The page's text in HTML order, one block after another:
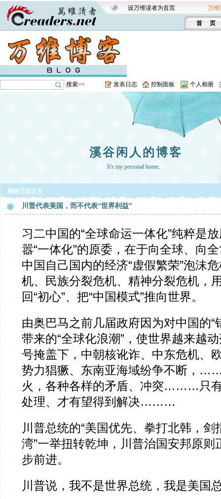
设万维读者为首页 万维
首 页
搜索>> 发表日志 控制面板 个人相册
溪谷闲人的博客
It's my personal home。
网络日志正文
川普代表美国，而不代表“世界利益”
习二中国的“全球命运一体化”纯粹是
嚣“一体化”的原委，在于向全球、向
中国自己国内的经济“虚假繁荣”泡沫
机、民族分裂危机、精神分裂危机，
回“初心”、把“中国模式”推向世界。
由奥巴马之前几届政府因为对中国的“
带来的“全球化浪潮”，使世界越来越
号掩盖下，中朝核讹诈、中东危机、
势力猖獗、东南亚海域纷争不断，
火，各种各样的矛盾、冲突………只
处理、才有望得到解决………
川普总统的“美国优先、拳打北韩，剑
湾”一举扭转乾坤，川普治国安邦原则
步前进。
川普说，我不是世界总统，我是美国